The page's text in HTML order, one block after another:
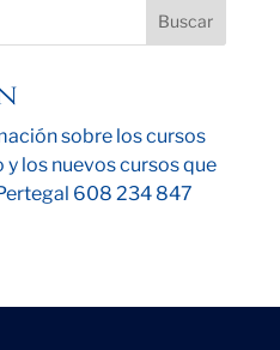
sobre los cursos
y los nuevos cursos que
608 234 847